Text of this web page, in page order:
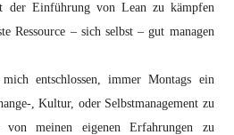
der Einführung von Lean zu kämpfen
Ressource – sich selbst – gut managen
entschlossen, immer Montags ein
, Kultur, oder Selbstmanagement zu
meinen eigenen Erfahrungen zu